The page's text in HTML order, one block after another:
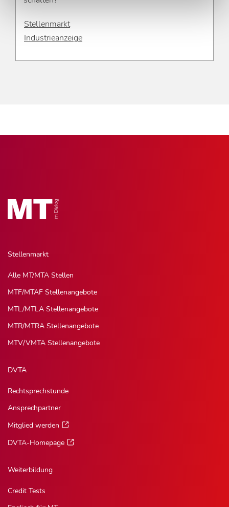
Stellenmarkt
Industrieanzeige
Stellenmarkt
Alle MT/MTA Stellen
MTF/MTAF Stellenangebote
MTL/MTLA Stellenangebote
MTR/MTRA Stellenangebote
MTV/VMTA Stellenangebote
DVTA
Rechtsprechstunde
Ansprechpartner
Mitglied werden
DVTA-Homepage
Weiterbildung
Credit Tests